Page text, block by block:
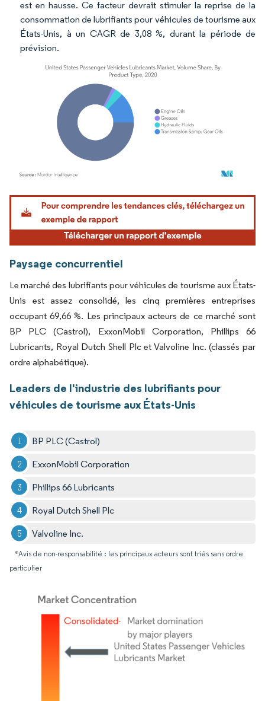
est en hausse. Ce facteur devrait stimuler la reprise de la
consommation de lubrifiants pour véhicules de tourisme aux
États-Unis, à un CAGR de 3,08 %, durant la période de
prévision.
Image © Mordor Intelligence. La réutilisation nécessite une attribution sous CC BY
Paysage concurrentiel
Le marché des lubrifiants pour véhicules de tourisme aux États-
Unis est assez consolidé, les cinq premières entreprises
occupant 69,66 %. Les principaux acteurs de ce marché sont
BP PLC (Castrol), ExxonMobil Corporation, Phillips 66
Lubricants, Royal Dutch Shell Plc et Valvoline Inc. (classés par
ordre alphabétique).
Leaders de l'industrie des lubrifiants pour
véhicules de tourisme aux États-Unis
BP PLC (Castrol)
ExxonMobil Corporation
Phillips 66 Lubricants
Royal Dutch Shell Plc
Valvoline Inc.
*Avis de non-responsabilité : les principaux acteurs sont triés sans ordre
particulier